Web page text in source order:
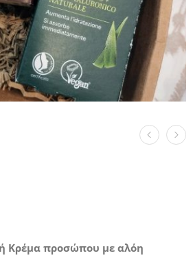
Κρέμα προσώπου με αλόη